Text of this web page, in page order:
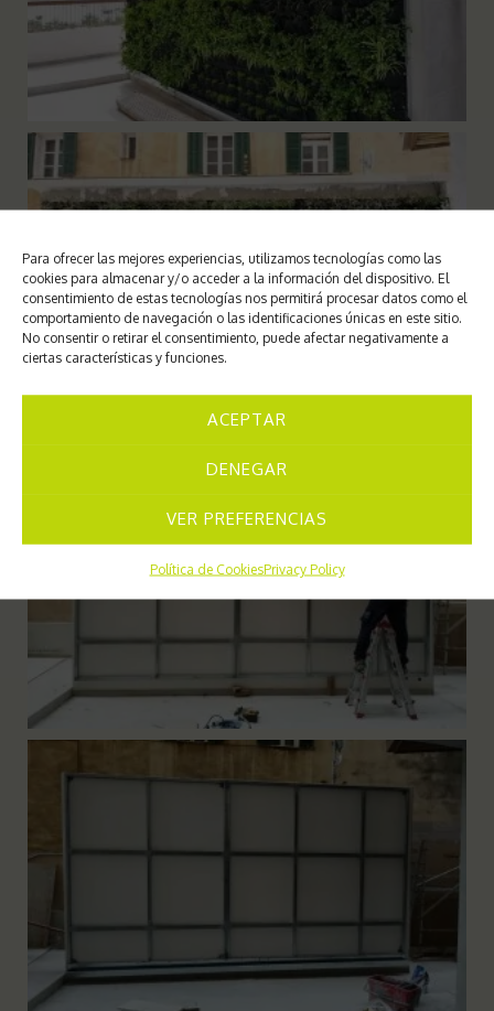
Para ofrecer las mejores experiencias, utilizamos tecnologías como las
cookies para almacenar y/o acceder a la información del dispositivo. El
consentimiento de estas tecnologías nos permitirá procesar datos como el
comportamiento de navegación o las identificaciones únicas en este sitio.
No consentir o retirar el consentimiento, puede afectar negativamente a
ciertas características y funciones.
ACEPTAR
DENEGAR
VER PREFERENCIAS
Política de CookiesPrivacy Policy